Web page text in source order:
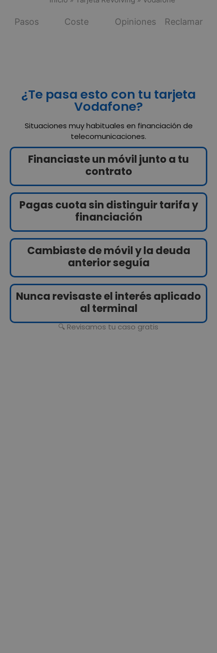
Pasos Coste Opiniones Reclamar
¿Te pasa esto con tu tarjeta
Vodafone?
Situaciones muy habituales en financiación de
telecomunicaciones.
Financiaste un móvil junto a tu
contrato
Pagas cuota sin distinguir tarifa y
financiación
Cambiaste de móvil y la deuda
anterior seguía
Nunca revisaste el interés aplicado
al terminal
🔍 Revisamos tu caso gratis